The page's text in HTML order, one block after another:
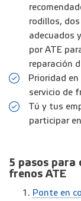
rodillos,
adecuados
por ATE
reparación
Prioridad
servicio de
Tú y tus
participar
5 pasos
frenos ATE
Ponte en